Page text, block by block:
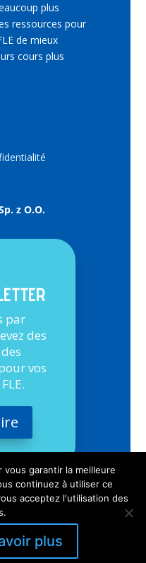
plus
ressources pour
de mieux
cours plus
z O.O.
par
des
vos
garantir la meilleure
continuez à utiliser ce
acceptez l'utilisation des
plus